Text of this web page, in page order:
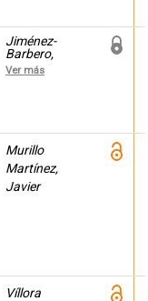
Jiménez-
Barbero,
José
Antonio;
González-
Cutre, David;
Beltrán-
Carrillo,
Vicente J.;
Llor
Ver más
Murillo
Martínez,
Javier
Víllora